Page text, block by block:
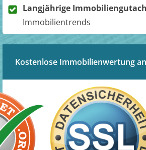
Langjährige
Immobilientrends
Kostenlose Immobilienwertung